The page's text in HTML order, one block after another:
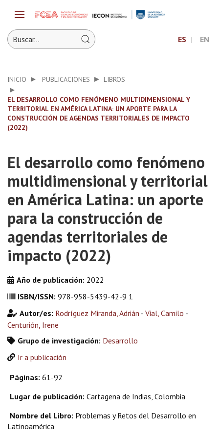
ES EN
INICIO PUBLICACIONES LIBROS
EL DESARROLLO COMO FENÓMENO MULTIDIMENSIONAL Y
TERRITORIAL EN AMÉRICA LATINA: UN APORTE PARA LA
CONSTRUCCIÓN DE AGENDAS TERRITORIALES DE IMPACTO
(2022)
El desarrollo como fenómeno
multidimensional y territorial
en América Latina: un aporte
para la construcción de
agendas territoriales de
impacto (2022)
Año de publicación: 2022
ISBN/ISSN: 978-958-5439-42-9 1
Autor/es: Rodríguez Miranda, Adrián - Vial, Camilo -
Centurión, Irene
Grupo de investigación: Desarrollo
Ir a publicación
Páginas: 61-92
Lugar de publicación: Cartagena de Indias, Colombia
Nombre del Libro: Problemas y Retos del Desarrollo en
Latinoamérica